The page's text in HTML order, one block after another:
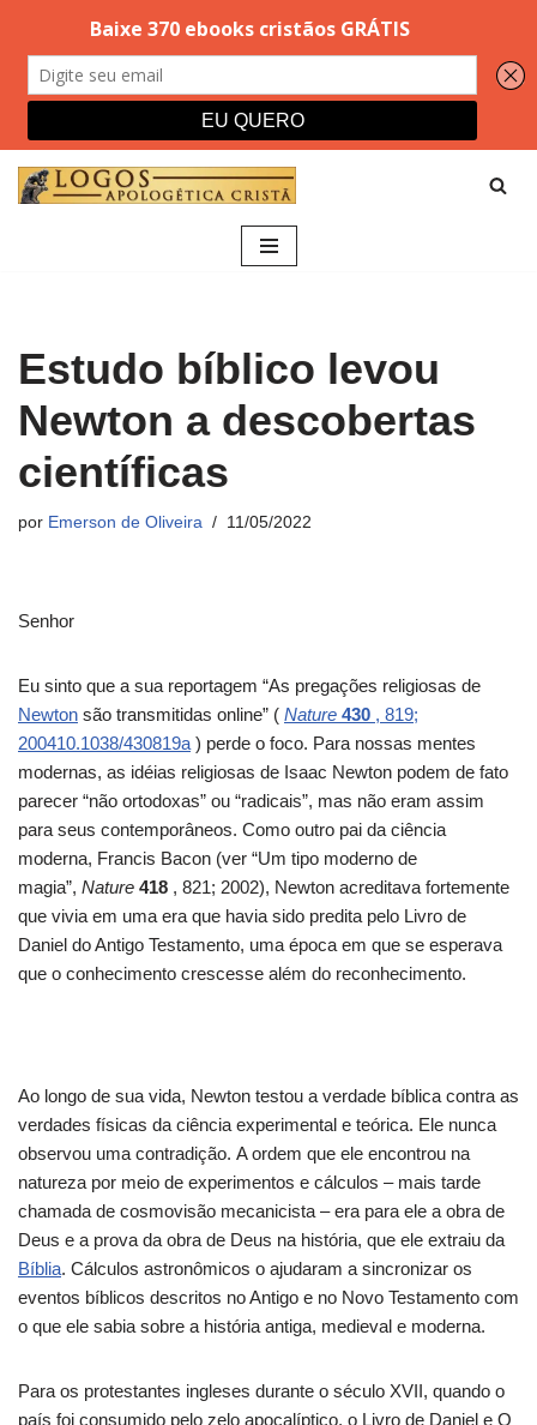
Estudo bíblico levou
Newton a descobertas
científicas
por Emerson de Oliveira 11/05/2022
Senhor
Eu sinto que a sua reportagem “As pregações religiosas de
Newton são transmitidas online” ( Nature 430 , 819;
200410.1038/430819a ) perde o foco. Para nossas mentes
modernas, as idéias religiosas de Isaac Newton podem de fato
parecer “não ortodoxas” ou “radicais”, mas não eram assim
para seus contemporâneos. Como outro pai da ciência
moderna, Francis Bacon (ver “Um tipo moderno de
magia”, Nature 418 , 821; 2002), Newton acreditava fortemente
que vivia em uma era que havia sido predita pelo Livro de
Daniel do Antigo Testamento, uma época em que se esperava
que o conhecimento crescesse além do reconhecimento.
Ao longo de sua vida, Newton testou a verdade bíblica contra as
verdades físicas da ciência experimental e teórica. Ele nunca
observou uma contradição. A ordem que ele encontrou na
natureza por meio de experimentos e cálculos – mais tarde
chamada de cosmovisão mecanicista – era para ele a obra de
Deus e a prova da obra de Deus na história, que ele extraiu da
Bíblia. Cálculos astronômicos o ajudaram a sincronizar os
eventos bíblicos descritos no Antigo e no Novo Testamento com
o que ele sabia sobre a história antiga, medieval e moderna.
Para os protestantes ingleses durante o século XVII, quando o
país foi consumido pelo zelo apocalíptico, o Livro de Daniel e O